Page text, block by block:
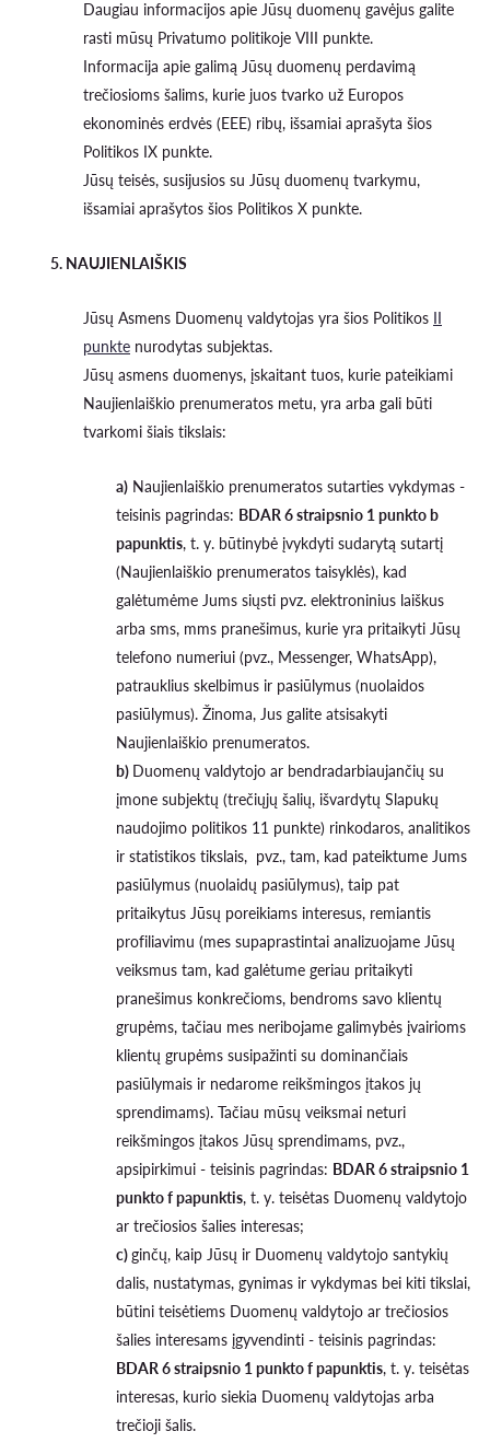
Daugiau informacijos apie Jūsų duomenų gavėjus galite
rasti mūsų Privatumo politikoje VIII punkte.
Informacija apie galimą Jūsų duomenų perdavimą
trečiosioms šalims, kurie juos tvarko už Europos
ekonominės erdvės (EEE) ribų, išsamiai aprašyta šios
Politikos IX punkte.
Jūsų teisės, susijusios su Jūsų duomenų tvarkymu,
išsamiai aprašytos šios Politikos X punkte.
5. NAUJIENLAIŠKIS
Jūsų Asmens Duomenų valdytojas yra šios Politikos II
punkte nurodytas subjektas.
Jūsų asmens duomenys, įskaitant tuos, kurie pateikiami
Naujienlaiškio prenumeratos metu, yra arba gali būti
tvarkomi šiais tikslais:
a) Naujienlaiškio prenumeratos sutarties vykdymas -
teisinis pagrindas: BDAR 6 straipsnio 1 punkto b
papunktis, t. y. būtinybė įvykdyti sudarytą sutartį
(Naujienlaiškio prenumeratos taisyklės), kad
galėtumėme Jums siųsti pvz. elektroninius laiškus
arba sms, mms pranešimus, kurie yra pritaikyti Jūsų
telefono numeriui (pvz., Messenger, WhatsApp),
patrauklius skelbimus ir pasiūlymus (nuolaidos
pasiūlymus). Žinoma, Jus galite atsisakyti
Naujienlaiškio prenumeratos.
b) Duomenų valdytojo ar bendradarbiaujančių su
įmone subjektų (trečiųjų šalių, išvardytų Slapukų
naudojimo politikos 11 punkte) rinkodaros, analitikos
ir statistikos tikslais, pvz., tam, kad pateiktume Jums
pasiūlymus (nuolaidų pasiūlymus), taip pat
pritaikytus Jūsų poreikiams interesus, remiantis
profiliavimu (mes supaprastintai analizuojame Jūsų
veiksmus tam, kad galėtume geriau pritaikyti
pranešimus konkrečioms, bendroms savo klientų
grupėms, tačiau mes neribojame galimybės įvairioms
klientų grupėms susipažinti su dominančiais
pasiūlymais ir nedarome reikšmingos įtakos jų
sprendimams). Tačiau mūsų veiksmai neturi
reikšmingos įtakos Jūsų sprendimams, pvz.,
apsipirkimui - teisinis pagrindas: BDAR 6 straipsnio 1
punkto f papunktis, t. y. teisėtas Duomenų valdytojo
ar trečiosios šalies interesas;
c)ginčų, kaip Jūsų ir Duomenų valdytojo santykių
dalis, nustatymas, gynimas ir vykdymas bei kiti tikslai,
būtini teisėtiems Duomenų valdytojo ar trečiosios
šalies interesams įgyvendinti - teisinis pagrindas:
BDAR 6 straipsnio 1 punkto f papunktis, t. y. teisėtas
interesas, kurio siekia Duomenų valdytojas arba
trečioji šalis.